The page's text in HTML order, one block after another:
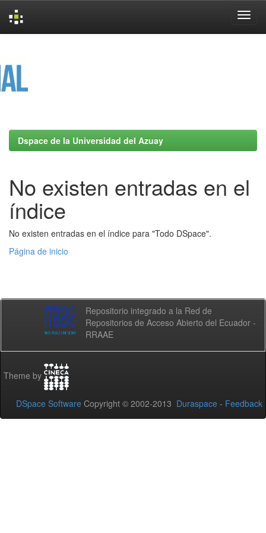
Dspace de la Universidad del Azuay
No existen entradas en el
índice
No existen entradas en el índice para "Todo DSpace".
Página de inicio
Repositorio integrado a la Red de
Repositorios de Acceso Abierto del Ecuador -
RRAAE
Theme by
DSpace Software Copyright © 2002-2013 Duraspace - Feedback